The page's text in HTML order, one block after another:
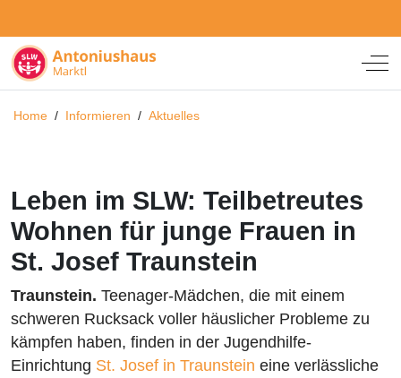
Home / Informieren / Aktuelles
Leben im SLW: Teilbetreutes
Wohnen für junge Frauen in
St. Josef Traunstein
Traunstein. Teenager-Mädchen, die mit einem
schweren Rucksack voller häuslicher Probleme zu
kämpfen haben, finden in der Jugendhilfe-
Einrichtung St. Josef in Traunstein eine verlässliche